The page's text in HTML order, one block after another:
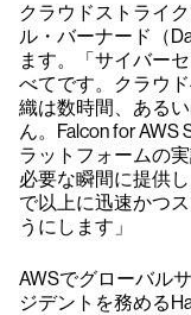
クラウドストライ
ル・バーナード（
ます。「サイバー
べてです。クラウ
織は数時間、ある
ん。Falcon for AWS
ラットフォームの
必要な瞬間に提供
で以上に迅速かつ
うにします」
AWSでグローバル
ジデントを務める